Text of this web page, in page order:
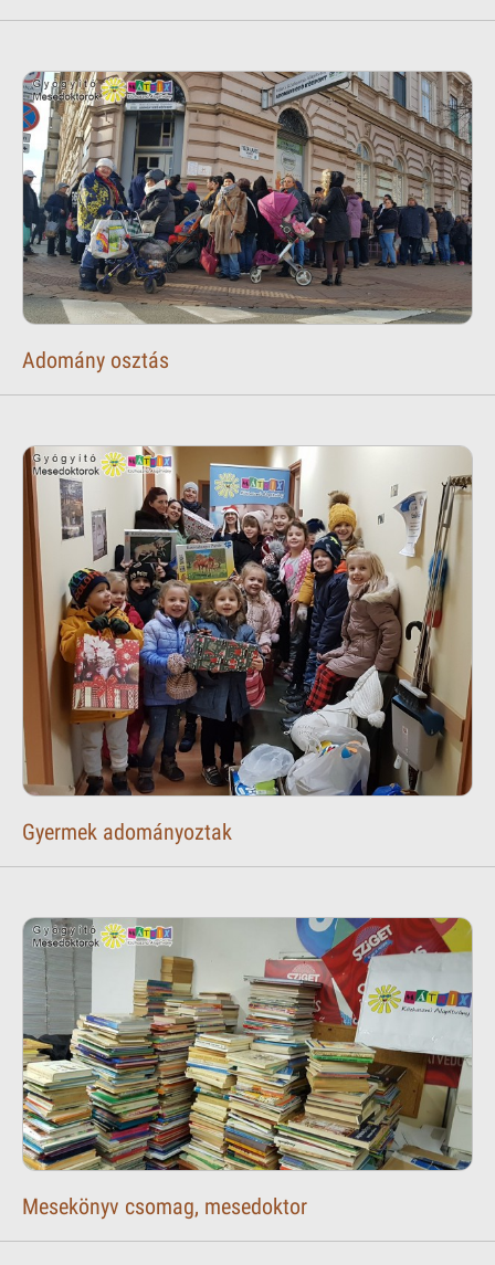
Adomány osztás
Gyermek adományoztak
Mesekönyv csomag, mesedoktor